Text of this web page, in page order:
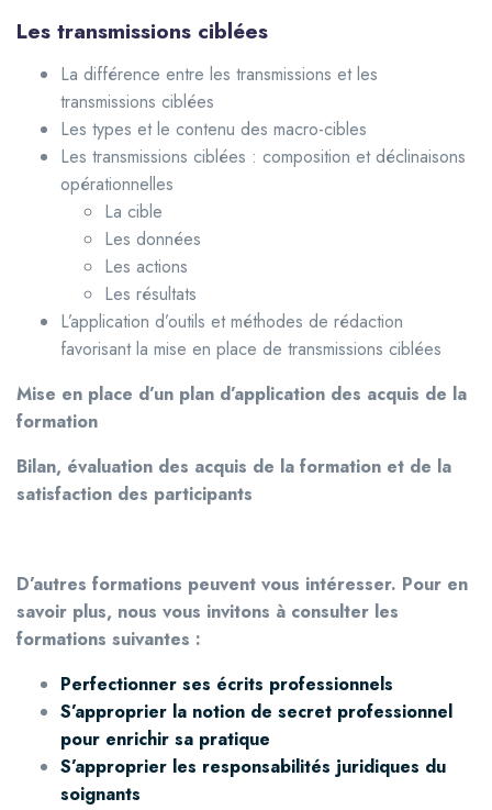
Les transmissions ciblées
La différence entre les transmissions et les
transmissions ciblées
Les types et le contenu des macro-cibles
Les transmissions ciblées : composition et déclinaisons
opérationnelles
La cible
Les données
Les actions
Les résultats
L’application d’outils et méthodes de rédaction
favorisant la mise en place de transmissions ciblées
Mise en place d’un plan d’application des acquis de la
formation
Bilan, évaluation des acquis de la formation et de la
satisfaction des participants
D’autres formations peuvent vous intéresser. Pour en
savoir plus, nous vous invitons à consulter les
formations suivantes :
Perfectionner ses écrits professionnels
S’approprier la notion de secret professionnel
pour enrichir sa pratique
S’approprier les responsabilités juridiques du
soignants